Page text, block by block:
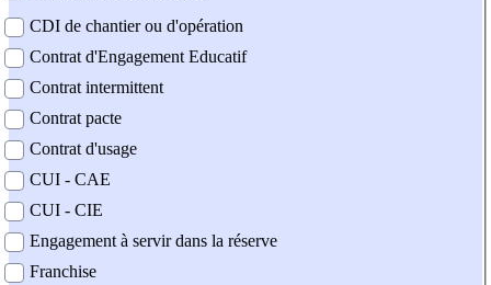
CDI de chantier ou d'opération
Contrat d'Engagement Educatif
Contrat intermittent
Contrat pacte
Contrat d'usage
CUI - CAE
CUI - CIE
Engagement à servir dans la réserve
Franchise